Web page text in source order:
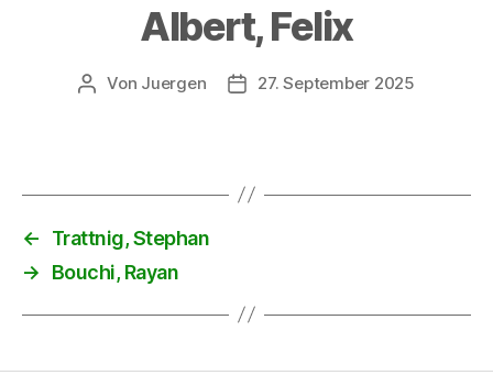
Albert, Felix
Beitragsautor
Von Juergen Beitragsdatum
27. September 2025
←
Trattnig, Stephan
→
Bouchi, Rayan